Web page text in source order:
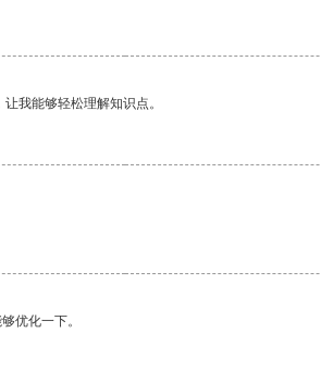
我能够轻松理解知识点。
优化一下。